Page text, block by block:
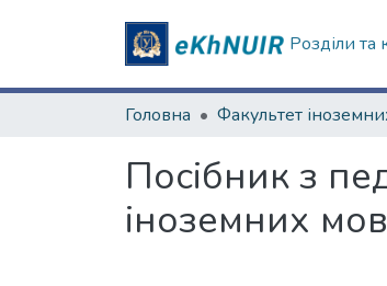
Розділи та
Головна Факультет
Посібник з
іноземних мов